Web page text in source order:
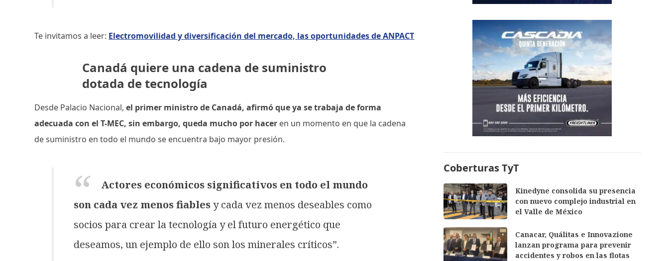
Te invitamos a leer: Electromovilidad y diversificación del mercado, las oportunidades de ANPACT
Canadá quiere una cadena de suministro
dotada de tecnología
Desde Palacio Nacional,el primer ministro de Canadá, afirmó que ya se trabaja de forma
adecuada con el T-MEC, sin embargo, queda mucho por hacer en un momento en que la cadena
de suministro en todo el mundo se encuentra bajo mayor presión.
Actores económicos significativos en todo el mundo
son cada vez menos fiablesy cada vez menos deseables como
socios para crear la tecnología y el futuro energético que
deseamos, un ejemplo de ello son los minerales críticos”.
Coberturas TyT
Kinedyne consolida su presencia
con nuevo complejo industrial en
el Valle de México
Canacar, Quálitas e Innovazione
lanzan programa para prevenir
accidentes y robos en las flotas